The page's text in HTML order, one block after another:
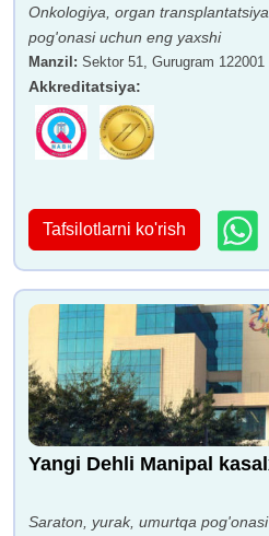
Onkologiya, organ
pog'onasi uchun eng yaxshi
Manzil : Sektor 51, Gurugram
Akkreditatsiya:
Tafsilotlarni ko'rish
Yangi Dehli Manipal
Saraton, yurak, umurtqa